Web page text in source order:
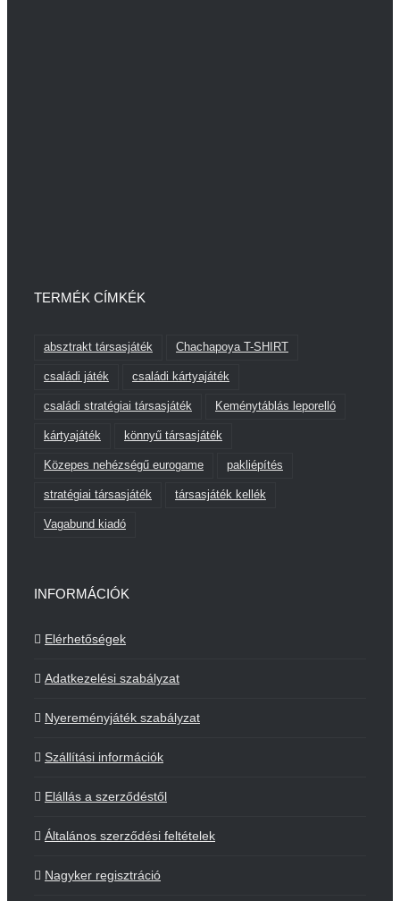
TERMÉK CÍMKÉK
absztrakt társasjáték Chachapoya T-SHIRT
családi játék családi kártyajáték
családi stratégiai társasjáték Keménytáblás leporelló
kártyajáték könnyű társasjáték
Közepes nehézségű eurogame pakliépítés
stratégiai társasjáték társasjáték kellék
Vagabund kiadó
INFORMÁCIÓK
Elérhetőségek
Adatkezelési szabályzat
Nyereményjáték szabályzat
Szállítási információk
Elállás a szerződéstől
Általános szerződési feltételek
Nagyker regisztráció